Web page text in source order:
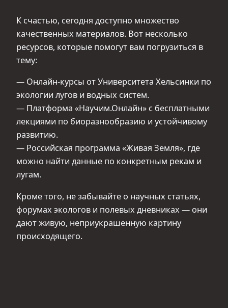
К счастью, сегодня доступно множество
качественных материалов. Вот несколько
ресурсов, которые помогут вам погрузиться в
тему:
— Онлайн-курсы от Университета Хельсинки по
экологии лугов и водных систем.
— Платформа «Научим.Онлайн» с бесплатными
лекциями по биоразнообразию и устойчивому
развитию.
— Российская программа «Живая Земля», где
можно найти данные по конкретным рекам и
лугам.
Кроме того, не забывайте о научных статьях,
форумах экологов и полевых дневниках — они
дают живую, неприукрашенную картину
происходящего.